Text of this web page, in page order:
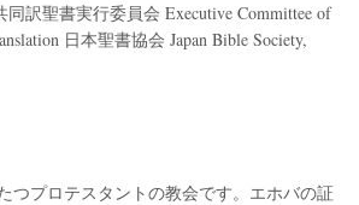
訳聖書実行委員会 Executive Committee of
日本聖書協会 Japan Bible Society,
つプロテスタントの教会です。 エホバの証